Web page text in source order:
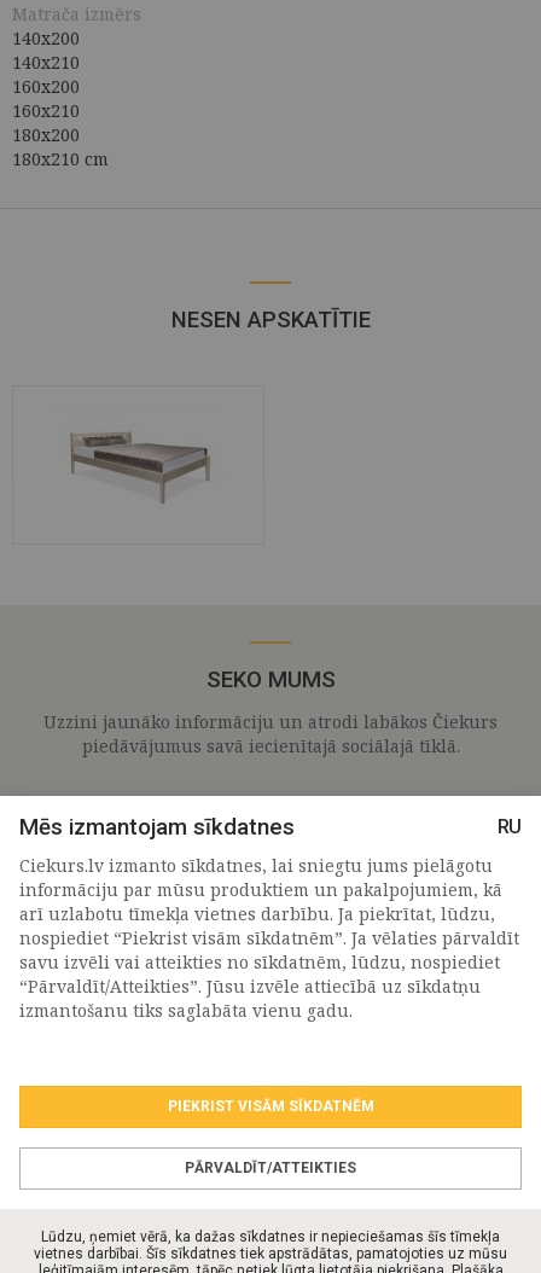
Matrača izmērs
140x200
140x210
160x200
160x210
180x200
180x210 cm
NESEN APSKATĪTIE
SEKO MUMS
Uzzini jaunāko informāciju un atrodi labākos Čiekurs
piedāvājumus savā iecienītajā sociālajā tīklā.
PIETEIKTIES MŪSU JAUNUMIEM
Piekrītu personasdatu apstrādes noteikumiem
Mēs izmantojam sīkdatnes
RU
Ciekurs.lv izmanto sīkdatnes, lai sniegtu jums pielāgotu
informāciju par mūsu produktiem un pakalpojumiem, kā
arī uzlabotu tīmekļa vietnes darbību. Ja piekrītat, lūdzu,
nospiediet “Piekrist visām sīkdatnēm”. Ja vēlaties pārvaldīt
savu izvēli vai atteikties no sīkdatnēm, lūdzu, nospiediet
“Pārvaldīt/Atteikties”. Jūsu izvēle attiecībā uz sīkdatņu
izmantošanu tiks saglabāta vienu gadu.
PIEKRIST VISĀM SĪKDATNĒM
PĀRVALDĪT/ATTEIKTIES
Lūdzu, ņemiet vērā, ka dažas sīkdatnes ir nepieciešamas šīs tīmekļa
vietnes darbībai. Šīs sīkdatnes tiek apstrādātas, pamatojoties uz mūsu